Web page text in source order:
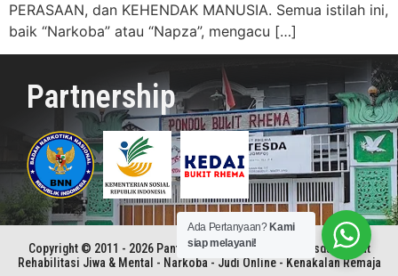
PERASAAN, dan KEHENDAK MANUSIA. Semua istilah ini,
baik “Narkoba” atau “Napza”, mengacu […]
Partnership
Copyright © 2011 - 2026 Panti Rehabilitasi Kristen Betesda | Pusat
Rehabilitasi Jiwa & Mental - Narkoba - Judi Online - Kenakalan Remaja
Ada Pertanyaan? Kami
siap melayani!